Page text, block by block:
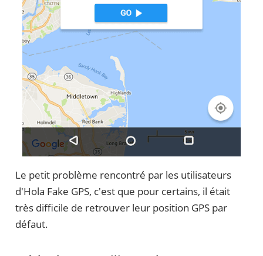
Le petit problème rencontré par les utilisateurs
d'Hola Fake GPS, c'est que pour certains, il était
très difficile de retrouver leur position GPS par
défaut.